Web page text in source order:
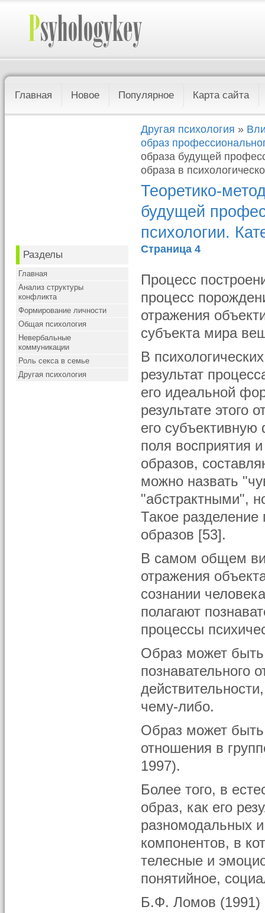
Главная Новое Популярное Карта сайта
Разделы
Главная
Анализ структуры
конфликта
Формирование личности
Общая психология
Невербальные
коммуникации
Роль секса в семье
Другая психология
Другая психология »
образ
образа будущей
образа в
Теоретико-
будущей
психологии.
Страница 4
Процесс
процесс
отражения
субъекта мира
В
результат
его идеальной
результате этого
его
поля восприятия
образов,
можно назвать
"абстрактными",
Такое разделение
образов [53].
В самом общем
отражения
сознании
полагают
процессы
Образ может быть
познавательного
чему-либо.
Образ может
отношения в
1997).
Более того, в
образ, как его
разномодальных
компонентов, в
телесные и
понятийное,
Б.Ф. Ломов (1991)